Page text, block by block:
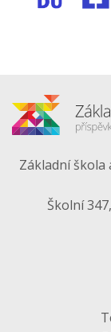
Základní škola
Školní